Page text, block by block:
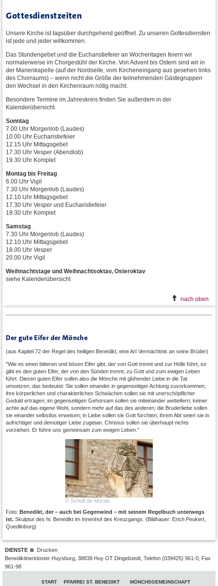
Gottesdienstzeiten
Unsere Kirche ist tagsüber durchgehend geöffnet. Zu unseren Gottesdiensten
ist jede und jeder willkommen.
Das Stundengebet und die Eucharistiefeier an Wochentagen feiern wir
normalerweise im Chorgestühl der Kirche. Von Advent bis Ostern sind wir in
der Marienkapelle (auf der Nordseite, vom Kircheneingang aus gesehen links
des Chorraums) – wenn nicht die Größe der teilnehmenden Gästegruppen
den Wechsel in den Kirchenraum nötig macht.
Besondere Termine im Jahreskreis finden Sie außerdem in der
Kalenderübersicht.
Sonntag
7.00 Uhr Morgenlob (Laudes)
10.00 Uhr Eucharistiefeier
12.15 Uhr Mittagsgebet
17.30 Uhr Vesper (Abendlob)
19.30 Uhr Komplet
Montag bis Freitag
6.00 Uhr Vigil
7.30 Uhr Morgenlob (Laudes)
12.10 Uhr Mittagsgebet
17.30 Uhr Vesper und Eucharistiefeier
19.30 Uhr Komplet
Samstag
7.30 Uhr Morgenlob (Laudes)
12.10 Uhr Mittagsgebet
18.00 Uhr Vesper
20.00 Uhr Vigil
Weihnachtstage und Weihnachtsoktav, Osteroktav
siehe Kalenderübersicht
nach oben
Der gute Eifer der Mönche
(aus Kapitel 72 der Regel des heiligen Benedikt, eine Art Vermächtnis an seine Brüder)
"Wie es einen bitteren und bösen Eifer gibt, der von Gott trennt und zur Hölle führt, so
gibt es den guten Eifer, der von den Sünden trennt, zu Gott und zum ewigen Leben
führt. Diesen guten Eifer sollen also die Mönche mit glühender Liebe in die Tat
umsetzen, das bedeutet: Sie sollen einander in gegenseitiger Achtung zuvorkommen;
ihre körperlichen und charakterlichen Schwächen sollen sie mit unerschöpflicher
Geduld ertragen; im gegenseitigen Gehorsam sollen sie miteinander wetteifern; keiner
achte auf das eigene Wohl, sondern mehr auf das des anderen; die Bruderliebe sollen
sie einander selbstlos erweisen; in Liebe sollen sie Gott fürchten; ihrem Abt seien sie in
aufrichtiger und demütiger Liebe zugetan. Christus sollen sie überhaupt nichts
vorziehen. Er führe uns gemeinsam zum ewigen Leben."
© Schult de Morais
Foto: Benedikt, der – auch bei Gegenwind – mit seinem Regelbuch unterwegs
ist.Skulptur des hl. Benedikt im Innenhof des Kreuzgangs. (Bildhauer: Erich Peukert,
Quedlinburg)
DIENSTE
Drucken
Benediktinerkloster Huysburg, 38838 Huy OT Dingelstedt, Telefon (039425) 961-0, Fax
961-98
START PFARREI ST. BENEDIKT MÖNCHSGEMEINSCHAFT